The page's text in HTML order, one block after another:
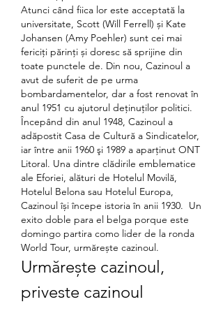
Atunci când fiica lor este acceptată la
universitate, Scott (Will Ferrell) și Kate
Johansen (Amy Poehler) sunt cei mai
fericiți părinți și doresc să sprijine din
toate punctele de. Din nou, Cazinoul a
avut de suferit de pe urma
bombardamentelor, dar a fost renovat în
anul 1951 cu ajutorul deţinuţilor politici.
Începând din anul 1948, Cazinoul a
adăpostit Casa de Cultură a Sindicatelor,
iar între anii 1960 şi 1989 a aparţinut ONT
Litoral. Una dintre clădirile emblematice
ale Eforiei, alături de Hotelul Movilă,
Hotelul Belona sau Hotelul Europa,
Cazinoul își începe istoria în anii 1930.  Un
exito doble para el belga porque este
domingo partira como lider de la ronda
World Tour, urmărește cazinoul.
Urmărește cazinoul,
priveste cazinoul